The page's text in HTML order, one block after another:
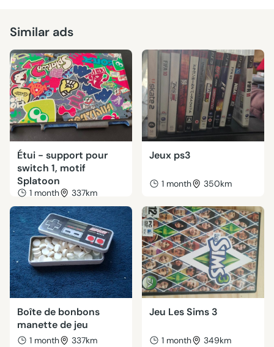
Similar ads
Étui - support pour
switch 1, motif
Splatoon
1 month 337km
Jeux ps3
1 month 350km
Boîte de bonbons
manette de jeu
1 month 337km
Jeu Les Sims 3
1 month 349km